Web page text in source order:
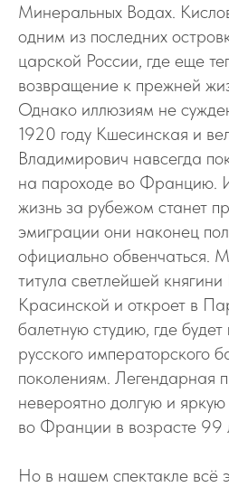
Минеральных Водах.
одним из последних
царской России, где еще
возвращение к прежней
Однако иллюзиям не
1920 году Кшесинская и
Владимирович навсегда
на пароходе во Францию.
жизнь за рубежом станет
эмиграции они наконец
официально обвенчаться.
титула светлейшей
Красинской и откроет в
балетную студию, где
русского императорского
поколениям. Легендарная
невероятно долгую и
во Франции в возрасте 99
Но в нашем спектакле всё